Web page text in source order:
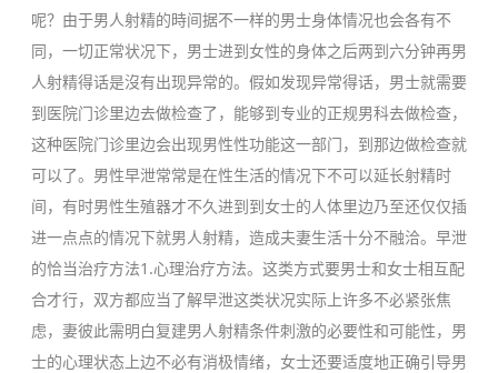
呢？由于男人射精的時间据不一样的男士身体情况也会各有不
同，一切正常状况下，男士进到女性的身体之后两到六分钟再男
人射精得话是沒有出现异常的。假如发现异常得话，男士就需要
到医院门诊里边去做检查了，能够到专业的正规男科去做检查，
这种医院门诊里边会出现男性性功能这一部门，到那边做检查就
可以了。男性早泄常常是在性生活的情况下不可以延长射精时
间，有时男性生殖器才不久进到到女士的人体里边乃至还仅仅插
进一点点的情况下就男人射精，造成夫妻生活十分不融洽。早泄
的恰当治疗方法1.心理治疗方法。这类方式要男士和女士相互配
合才行，双方都应当了解早泄这类状况实际上许多不必紧张焦
虑，妻彼此需明白复建男人射精条件刺激的必要性和可能性，男
士的心理状态上边不必有消极情绪，女士还要适度地正确引导男